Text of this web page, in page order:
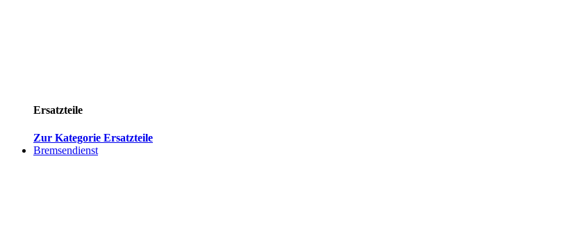
Ersatzteile
Zur Kategorie Ersatzteile
Bremsendienst